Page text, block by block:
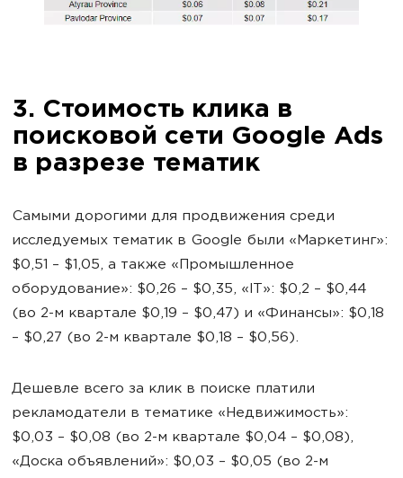
3. Стоимость клика в
поисковой сети Google Ads
в разрезе тематик
Самыми дорогими для продвижения среди
исследуемых тематик в Google были «Маркетинг»:
$0,51 – $1,05, а также «Промышленное
оборудование»: $0,26 – $0,35, «IT»: $0,2 – $0,44
(во 2-м квартале $0,19 – $0,47) и «Финансы»: $0,18
– $0,27 (во 2-м квартале $0,18 – $0,56).
Дешевле всего за клик в поиске платили
рекламодатели в тематике «Недвижимость»:
$0,03 – $0,08 (во 2-м квартале $0,04 – $0,08),
«Доска объявлений»: $0,03 – $0,05 (во 2-м